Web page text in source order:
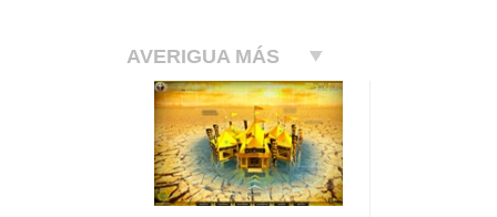
AVERIGUA MÁS